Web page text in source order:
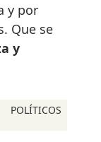
y por
Que se
y
POLÍTICOS